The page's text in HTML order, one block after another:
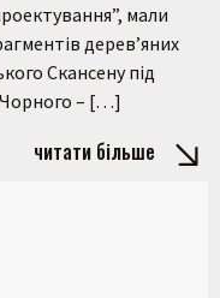
мали
дерев’яних
Скансену під
Чорного – […]
читати більше